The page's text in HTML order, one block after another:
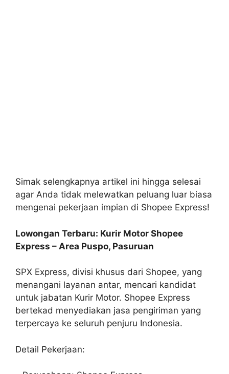
Simak selengkapnya artikel ini hingga selesai
agar Anda tidak melewatkan peluang luar biasa
mengenai pekerjaan impian di Shopee Express!
Lowongan Terbaru: Kurir Motor Shopee
Express – Area Puspo, Pasuruan
SPX Express, divisi khusus dari Shopee, yang
menangani layanan antar, mencari kandidat
untuk jabatan Kurir Motor. Shopee Express
bertekad menyediakan jasa pengiriman yang
terpercaya ke seluruh penjuru Indonesia.
Detail Pekerjaan: